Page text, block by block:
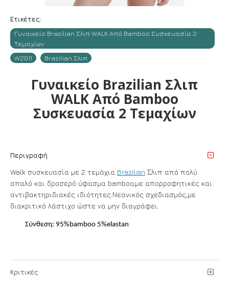
Ετικέτες:
Γυναικείο Brazilian Σλιπ WALK Από Bamboo Συσκευασία 2
Τεμαχίων
W2011
Brazilian Σλιπ
Γυναικείο Brazilian Σλιπ
WALK Από Bamboo
Συσκευασία 2 Τεμαχίων
Περιγραφή
Walk συσκευασία με 2 τεμάχια Brazilian Σλιπ από πολύ
απαλό και δροσερό ύφασμα bamboo,με απορροφητικές και
αντιβακτηριδιακές ιδιότητες.Νεανικός σχεδιασμός,με
διακριτικό λάστιχο ώστε να μην διαγράφει.
Σύνθεση: 95%bamboo 5%elastan
Κριτικές